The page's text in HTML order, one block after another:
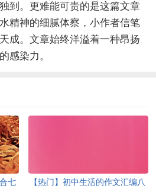
到。更难能可贵的是这篇文章
精神的细腻体察，小作者信笔
成。文章始终洋溢着一种昂扬
感染力。
七
【热门】初中生活的作文汇编八